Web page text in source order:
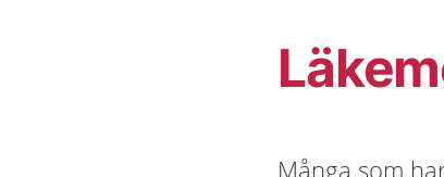
Många som